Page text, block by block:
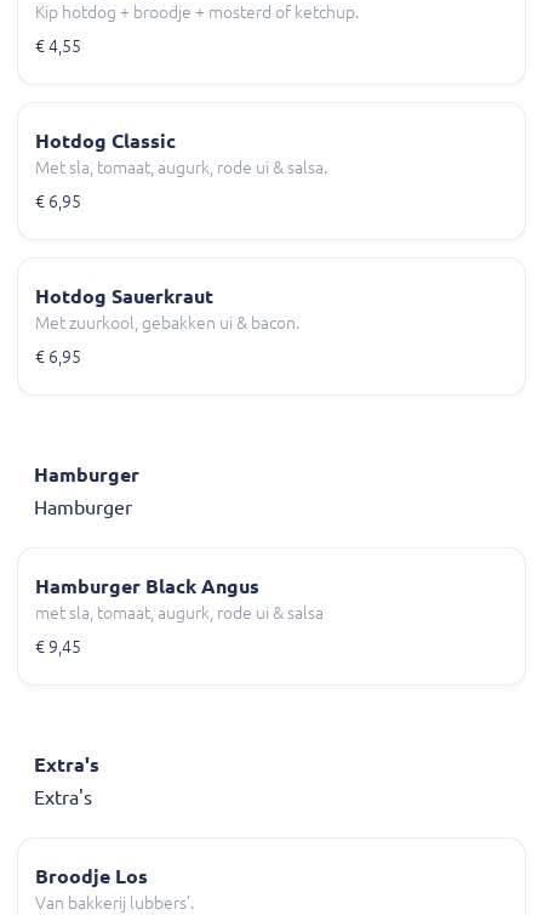
Kip hotdog + broodje + mosterd of ketchup.
€ 4,55
Hotdog Classic
Met sla, tomaat, augurk, rode ui & salsa.
€ 6,95
Hotdog Sauerkraut
Met zuurkool, gebakken ui & bacon.
€ 6,95
Hamburger
Hamburger
Hamburger Black Angus
met sla, tomaat, augurk, rode ui & salsa
€ 9,45
Extra's
Extra's
Broodje Los
Van bakkerij lubbers’.